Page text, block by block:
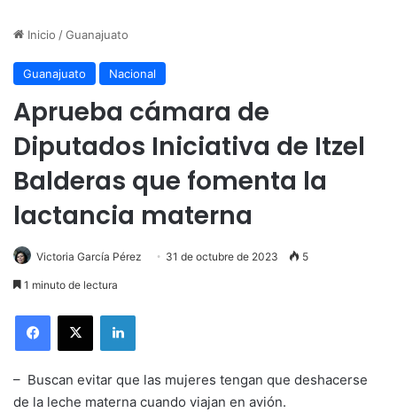
Inicio /Guanajuato
Guanajuato Nacional
Aprueba cámara de
Diputados Iniciativa de Itzel
Balderas que fomenta la
lactancia materna
Victoria García Pérez 31 de octubre de 2023 5
1 minuto de lectura
LinkedIn
– Buscan evitar que las mujeres tengan que deshacerse
de la leche materna cuando viajan en avión.